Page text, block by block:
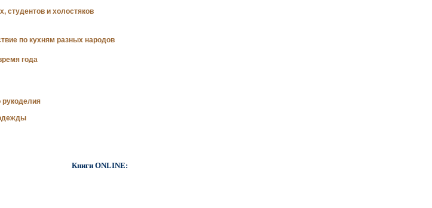
студентов и холостяков
по кухням разных народов
года
рукоделия
Книги ONLINE: